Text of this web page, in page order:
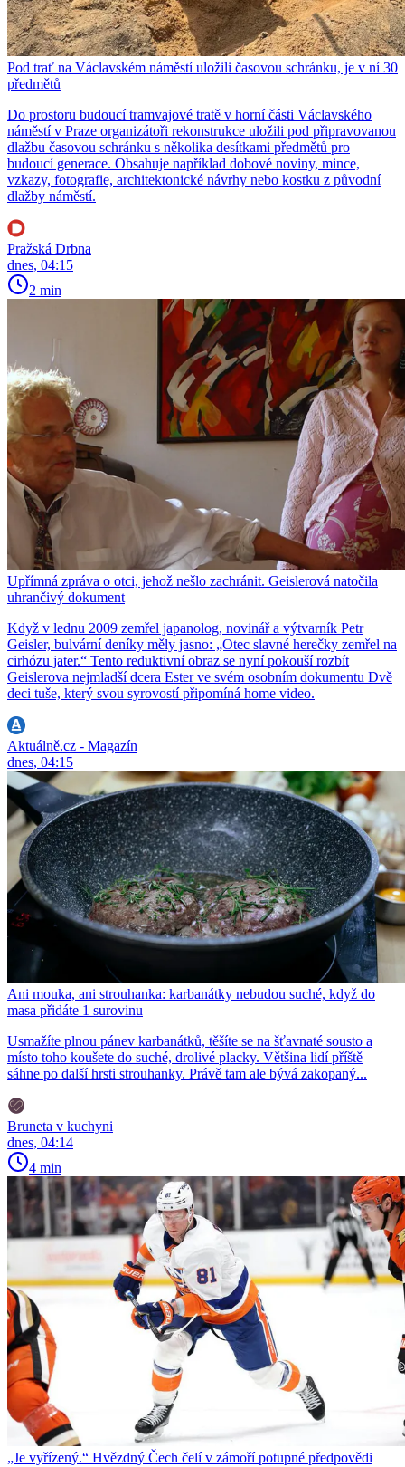
Pod trať na Václavském náměstí uložili časovou schránku, je v ní 30
předmětů
Do prostoru budoucí tramvajové tratě v horní části Václavského
náměstí v Praze organizátoři rekonstrukce uložili pod připravovanou
dlažbu časovou schránku s několika desítkami předmětů pro
budoucí generace. Obsahuje například dobové noviny, mince,
vzkazy, fotografie, architektonické návrhy nebo kostku z původní
dlažby náměstí.
Pražská Drbna
dnes, 04:15
2 min
Upřímná zpráva o otci, jehož nešlo zachránit. Geislerová natočila
uhrančivý dokument
Když v lednu 2009 zemřel japanolog, novinář a výtvarník Petr
Geisler, bulvární deníky měly jasno: „Otec slavné herečky zemřel na
cirhózu jater.“ Tento reduktivní obraz se nyní pokouší rozbít
Geislerova nejmladší dcera Ester ve svém osobním dokumentu Dvě
deci tuše, který svou syrovostí připomíná home video.
Aktuálně.cz - Magazín
dnes, 04:15
Ani mouka, ani strouhanka: karbanátky nebudou suché, když do
masa přidáte 1 surovinu
Usmažíte plnou pánev karbanátků, těšíte se na šťavnaté sousto a
místo toho koušete do suché, drolivé placky. Většina lidí příště
sáhne po další hrsti strouhanky. Právě tam ale bývá zakopaný...
Bruneta v kuchyni
dnes, 04:14
4 min
„Je vyřízený.“ Hvězdný Čech čelí v zámoří potupné předpovědi